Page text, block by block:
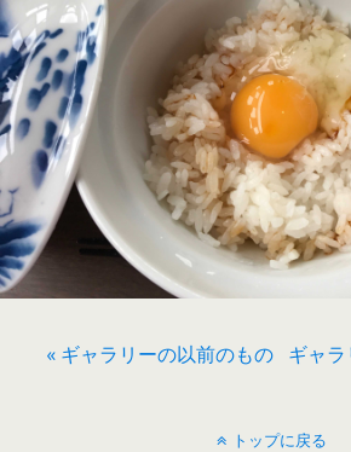
« ギャラリーの以前のもの ギャ
トップに戻る